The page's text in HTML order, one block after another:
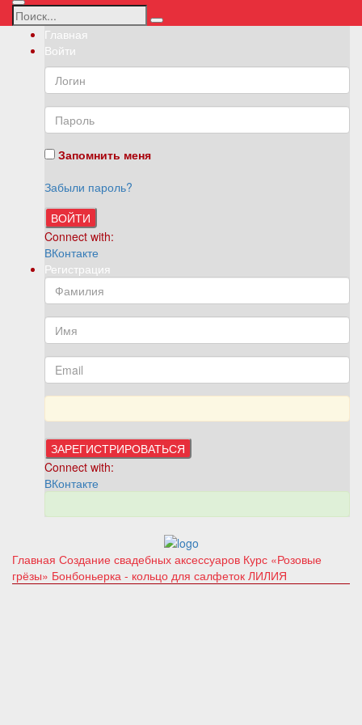
Главная
Войти
Запомнить меня
Забыли пароль?
ВОЙТИ
Connect with:
ВКонтакте
Регистрация
Connect with:
ВКонтакте
Главная Создание свадебных аксессуаров Курс «Розовые
грёзы» Бонбоньерка - кольцо для салфеток ЛИЛИЯ